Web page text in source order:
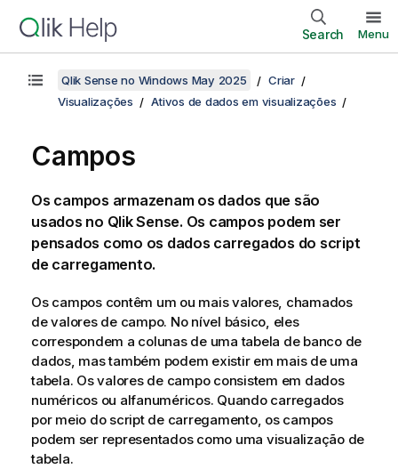
Search Menu
Qlik Sense no Windows May 2025
Criar
Visualizações
Ativos de dados em visualizações
Campos
Os campos armazenam os dados que são
usados no Qlik Sense. Os campos podem ser
pensados como os dados carregados do script
de carregamento.
Os campos contêm um ou mais valores, chamados
de valores de campo. No nível básico, eles
correspondem a colunas de uma tabela de banco de
dados, mas também podem existir em mais de uma
tabela. Os valores de campo consistem em dados
numéricos ou alfanuméricos. Quando carregados
por meio do script de carregamento, os campos
podem ser representados como uma visualização de
tabela.